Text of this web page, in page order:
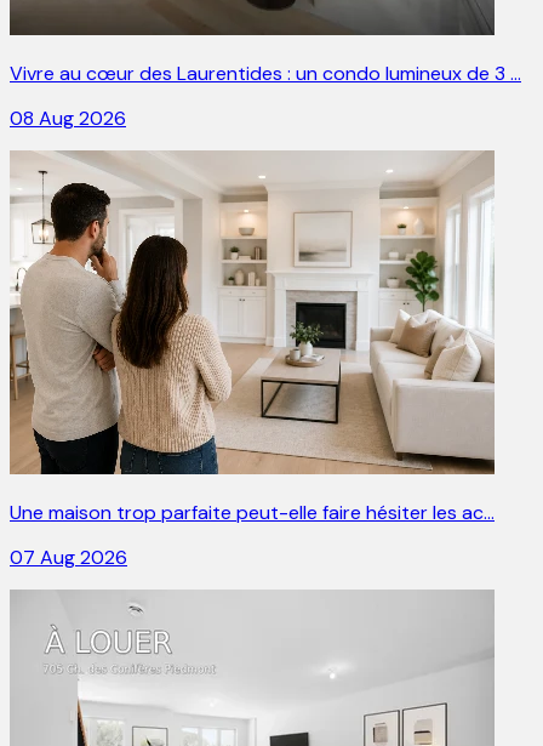
Vivre au cœur des Laurentides : un condo lumineux de 3 …
08 Aug 2026
Une maison trop parfaite peut-elle faire hésiter les ac…
07 Aug 2026